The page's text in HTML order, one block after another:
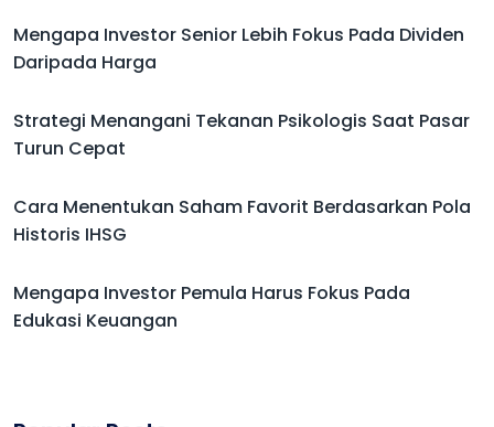
Mengapa Investor Senior Lebih Fokus Pada Dividen
Daripada Harga
Strategi Menangani Tekanan Psikologis Saat Pasar
Turun Cepat
Cara Menentukan Saham Favorit Berdasarkan Pola
Historis IHSG
Mengapa Investor Pemula Harus Fokus Pada
Edukasi Keuangan